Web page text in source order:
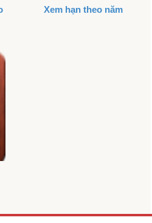
Xem hạn theo năm